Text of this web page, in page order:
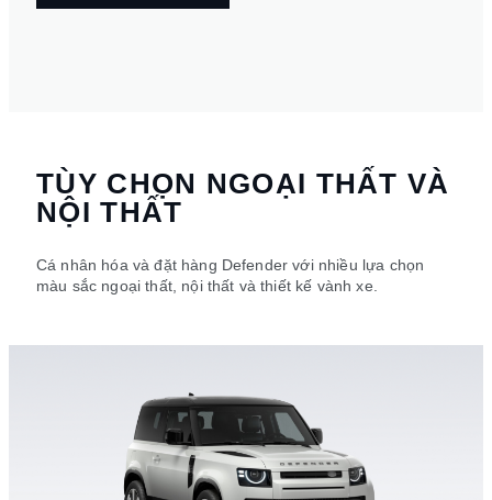
TÙY CHỌN NGOẠI THẤT VÀ
NỘI THẤT
Cá nhân hóa và đặt hàng Defender với nhiều lựa chọn
màu sắc ngoại thất, nội thất và thiết kế vành xe.